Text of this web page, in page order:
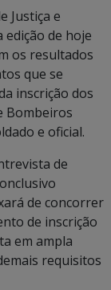
Justiça e
edição de hoje
os resultados
que se
inscrição dos
Bombeiros
e oficial.
de
de concorrer
de inscrição
em ampla
requisitos